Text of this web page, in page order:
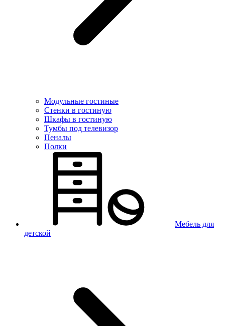
Модульные гостиные
Стенки в гостиную
Шкафы в гостиную
Тумбы под телевизор
Пеналы
Полки
Мебель для
детской